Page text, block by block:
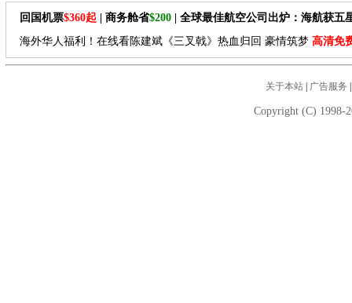
回国机票$360起 | 商务舱省$200 | 全球最佳航空公司出炉：海航获五
海外华人福利！在线看陈建斌《三叉戟》热血归回 豪情筑梦 高清免
关于本站| 广告服务
Copyright (C) 1998-